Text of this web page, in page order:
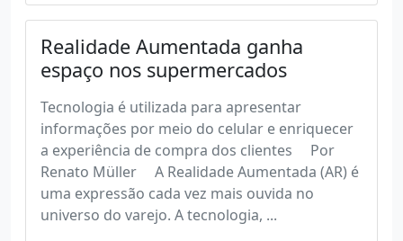
Realidade Aumentada ganha
espaço nos supermercados
Tecnologia é utilizada para apresentar
informações por meio do celular e enriquecer
a experiência de compra dos clientes Por
Renato Müller A Realidade Aumentada (AR) é
uma expressão cada vez mais ouvida no
universo do varejo. A tecnologia, ...